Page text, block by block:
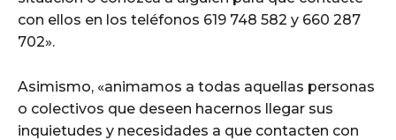
con ellos en los teléfonos 619 748 582 y 660 287
702».
Asimismo, «animamos a todas aquellas personas
o colectivos que deseen hacernos llegar sus
inquietudes y necesidades a que contacten con